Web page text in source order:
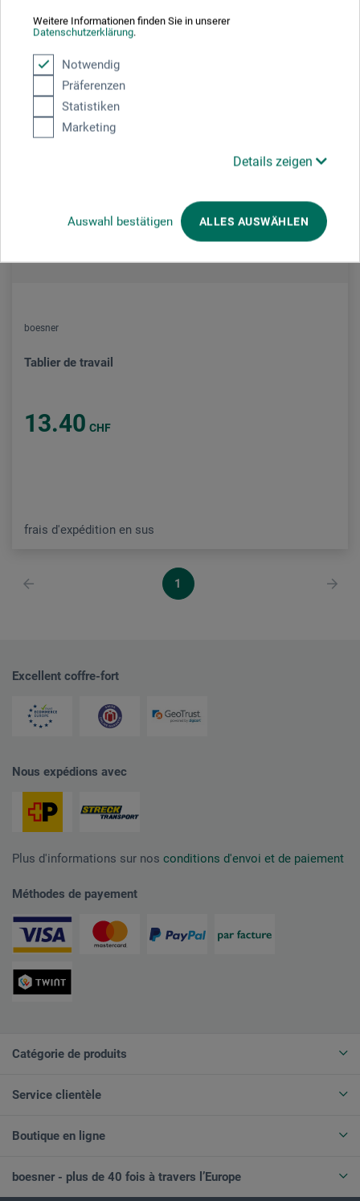
Weitere Informationen finden Sie in unserer
Datenschutzerklärung.
Notwendig
Präferenzen
Statistiken
Marketing
Details zeigen
Auswahl bestätigen ALLES AUSWÄHLEN
frais d'expédition en sus
boesner
Tablier de travail
13.40 CHF
frais d'expédition en sus
1
Excellent coffre-fort
Nous expédions avec
Plus d'informations sur nos conditions d'envoi et de paiement
Méthodes de payement
Catégorie de produits
Service clientèle
Boutique en ligne
boesner - plus de 40 fois à travers l’Europe